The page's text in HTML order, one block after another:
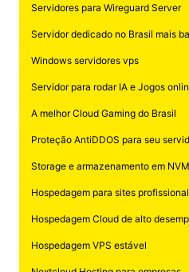
Servidores para Wireguard Server
Servidor dedicado no Brasil mais
Windows servidores vps
Servidor para rodar IA e Jogos
A melhor Cloud Gaming do Brasil
Proteção AntiDDOS para seu
Storage e armazenamento em
Hospedagem para sites profissional
Hospedagem Cloud de alto
Hospedagem VPS estável